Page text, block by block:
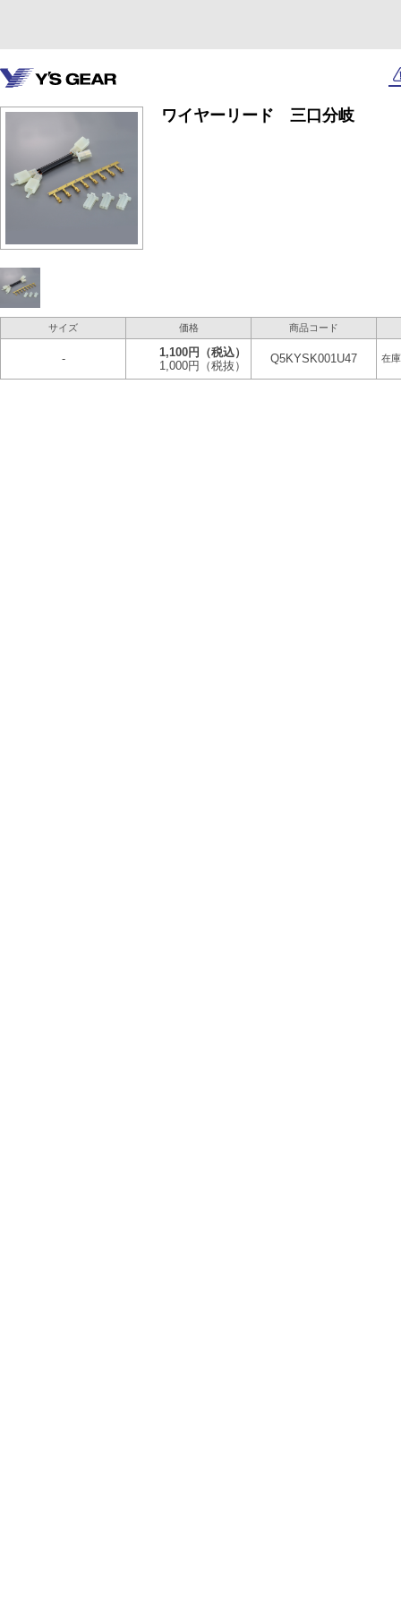
ワイヤーリード 三口分岐
サイズ 価格 商品コード
- 1,100円
（税込）
1,000円
（税抜）
Q5KYSK001U47 在